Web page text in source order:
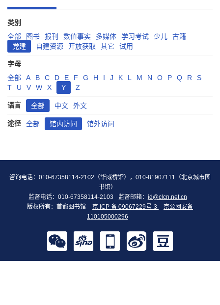
类别
全部
图书 报刊 数值事实 多媒体 学习考试 少儿
古籍
党建
自建资源 开放获取 其它 试用
字母
全部
A B C D E F G H I J K L M N O P Q R
S
T
U V W X Y Z
语言 全部 中文 外文
途径 全部 馆内访问 馆外访问
咨询电话：010-67358114-2102（华威桥馆），010-81907111（北京城市图
书馆）
监督电话：010-67358114-2103
监督邮箱： jd@clcn.net.cn
版权所有：首都图书馆
京 ICP 备 09067229号-3
京公网安备
110105000296